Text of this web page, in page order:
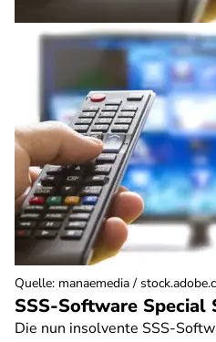
SSS-Software Special
Die nun insolvente SSS-
Quelle: manaemedia /